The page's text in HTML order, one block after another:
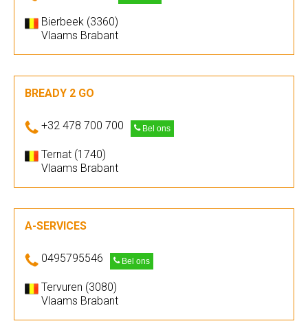
Bierbeek (3360)
Vlaams Brabant
BREADY 2 GO
+32 478 700 700 Bel ons
Ternat (1740)
Vlaams Brabant
A-SERVICES
0495795546 Bel ons
Tervuren (3080)
Vlaams Brabant